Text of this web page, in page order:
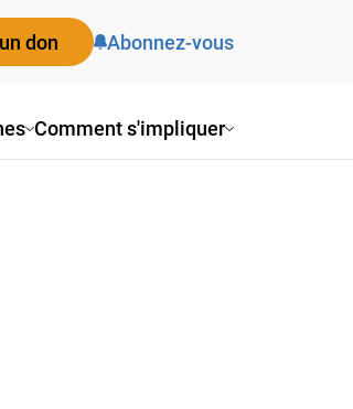
Comment s'impliquer
don Abonnez-vous